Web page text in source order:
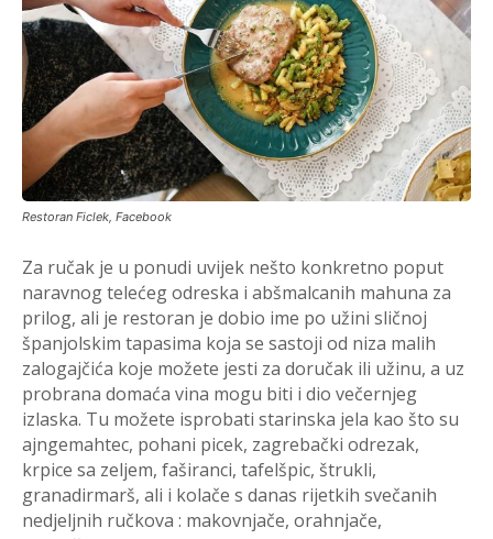
Restoran Ficlek, Facebook
Za ručak je u ponudi uvijek nešto konkretno poput
naravnog telećeg odreska i abšmalcanih mahuna za
prilog, ali je restoran je dobio ime po užini sličnoj
španjolskim tapasima koja se sastoji od niza malih
zalogajčića koje možete jesti za doručak ili užinu, a uz
probrana domaća vina mogu biti i dio večernjeg
izlaska. Tu možete isprobati starinska jela kao što su
ajngemahtec, pohani picek, zagrebački odrezak,
krpice sa zeljem, faširanci, tafelšpic, štrukli,
granadirmarš, ali i kolače s danas rijetkih svečanih
nedjeljnih ručkova : makovnjače, orahnjače,